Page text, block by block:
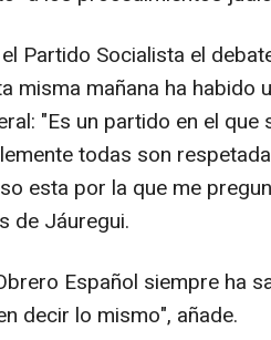
Partido Socialista el
misma mañana ha habido
"Es un partido en el que
todas son
esta por la que me
de Jáuregui.
Español siempre ha
decir lo mismo", añade.